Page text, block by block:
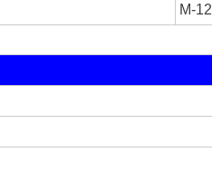
M-12